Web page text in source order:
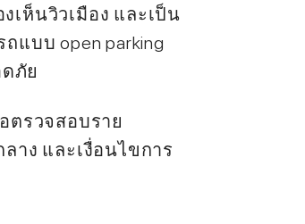
เห็นวิวเมือง และเป็น
แบบ open parking
ภัย
ตรวจสอบราย
าง และเงื่อนไขการ